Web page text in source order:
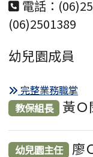
電話：
(06)2501389
幼兒園成員
完整業務職掌
教保組長
黃Ｏ
幼兒園主任 廖